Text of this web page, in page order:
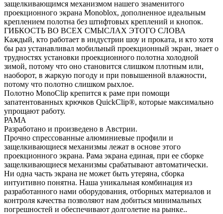
защелкивающимся механизмом нашего знаменитого
проекционного экрана Monoblox, дополненное идеальным
креплением полотна без штифтовых креплений и кнопок.
ГИБКОСТЬ ВО ВСЕХ СМЫСЛАХ ЭТОГО СЛОВА
Каждый, кто работает в индустрии шоу и проката, и кто хотя
бы раз устанавливал мобильный проекционный экран, знает о
трудностях установки проекционного полотна холодной
зимой, потому что оно становится слишком плотным или,
наоборот, в жаркую погоду и при повышенной влажности,
потому что полотно слишком рыхлое.
Полотно MonoClip крепится к раме при помощи
запатентованных крючков QuickClip®, которые максимально
упрощают работу.
РАМА
Разработано и произведено в Австрии.
Прочно спрессованные алюминиевые профили и
защелкивающиеся механизмы лежат в основе этого
проекционного экрана. Рама экрана единая, при ее сборке
защелкивающиеся механизмы срабатывают автоматически.
Ни одна часть экрана не может быть утеряна, сборка
интуитивно понятна. Наша уникальная комбинация из
разработанного нами оборудования, отборных материалов и
контроля качества позволяют нам добиться минимальных
погрешностей и обеспечивают долголетие на рынке..